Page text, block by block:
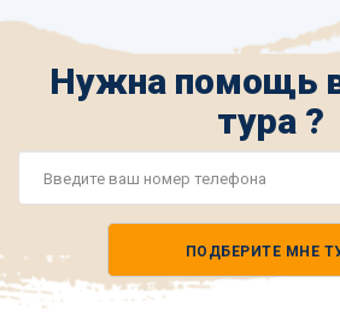
Нужна помощь
тура ?
ПОДБЕРИТЕ МНЕ